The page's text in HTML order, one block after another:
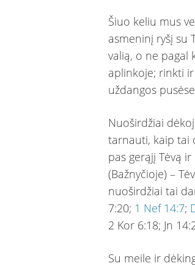
Šiuo keliu mus
asmeninį ryšį su
valią, o ne pagal
aplinkoje; rinkti
uždangos
Nuoširdžiai
tarnauti, kaip tai
pas gerąjį Tėvą
(Bažnyčioje) –
nuoširdžiai tai
7:20; 1 Nef 14:7;
2 Kor 6:18; Jn
Su meile ir